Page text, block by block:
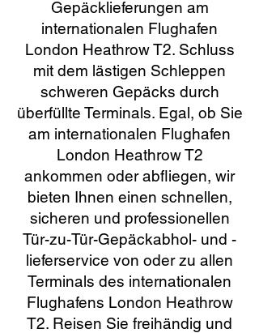
Gepäcklieferungen am
internationalen Flughafen
London Heathrow T2. Schluss
mit dem lästigen Schleppen
schweren Gepäcks durch
überfüllte Terminals. Egal, ob Sie
am internationalen Flughafen
London Heathrow T2
ankommen oder abfliegen, wir
bieten Ihnen einen schnellen,
sicheren und professionellen
Tür-zu-Tür-Gepäckabhol- und -
lieferservice von oder zu allen
Terminals des internationalen
Flughafens London Heathrow
T2. Reisen Sie freihändig und